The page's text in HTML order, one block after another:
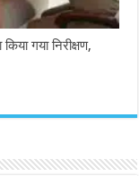
गया निरीक्षण,